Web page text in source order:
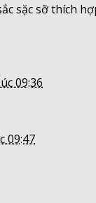
sặc sỡ thích
09:36
09:47